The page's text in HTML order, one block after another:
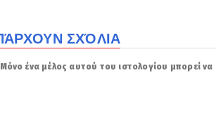
ΣΧΌΛΙΑ
ένα μέλος αυτού του ιστολογίου μπορεί να